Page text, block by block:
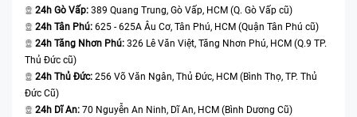
tác động có thể làm mô-đun camera bị dịch chuyển
khỏi vị trí chuẩn, kính bảo vệ bị nứt hoặc các linh kiện
vi mô bên trong bị ảnh hưởng. Những tác động này
thường không thể thấy ngay bằng mắt thường, nhưng
lại gây tổn thương lâu dài đến hệ thống camera, buộc
người dùng phải thay thế để đảm bảo khả năng quay
24h Gò Vấp: 389 Quang Trung, Gò Vấp, HCM (Q. Gò Vấp cũ)
24h Tân Phú: 625 - 625A Âu Cơ, Tân Phú, HCM (Quận Tân Phú cũ)
24h Tăng Nhơn Phú: 326 Lê Văn Việt, Tăng Nhơn Phú, HCM (Q.9 TP.
Thủ Đức cũ)
24h Thủ Đức: 256 Võ Văn Ngân, Thủ Đức, HCM (Bình Thọ, TP. Thủ
Đức Cũ)
24h Dĩ An: 70 Nguyễn An Ninh, Dĩ An, HCM (Bình Dương Cũ)